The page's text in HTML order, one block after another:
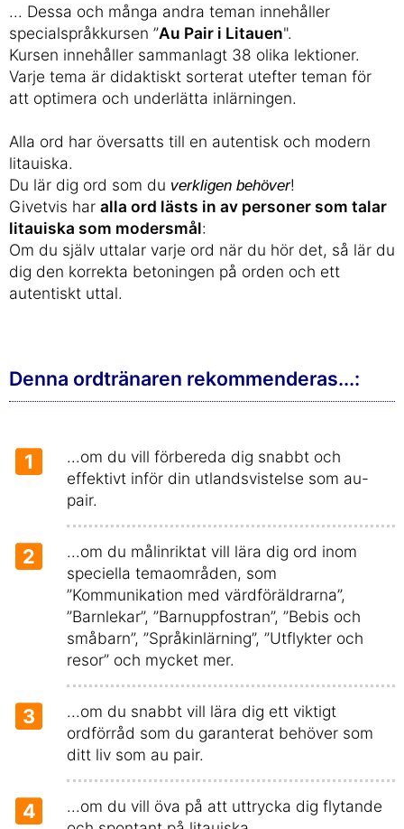
... Dessa och många andra teman innehåller
specialspråkkursen ”Au Pair i Litauen".
Kursen innehåller sammanlagt 38 olika lektioner.
Varje tema är didaktiskt sorterat utefter teman för
att optimera och underlätta inlärningen.
Alla ord har översatts till en autentisk och modern
litauiska.
Du lär dig ord som du verkligen behöver!
Givetvis har alla ord lästs in av personer som talar
litauiska som modersmål:
Om du själv uttalar varje ord när du hör det, så lär du
dig den korrekta betoningen på orden och ett
autentiskt uttal.
Denna ordtränaren rekommenderas...:
1
...om du vill förbereda dig snabbt och
effektivt inför din utlandsvistelse som au-
pair.
2
...om du målinriktat vill lära dig ord inom
speciella temaområden, som
”Kommunikation med värdföräldrarna”,
”Barnlekar”, ”Barnuppfostran”, ”Bebis och
småbarn”, ”Språkinlärning”, ”Utflykter och
resor” och mycket mer.
3
...om du snabbt vill lära dig ett viktigt
ordförråd som du garanterat behöver som
ditt liv som au pair.
4
...om du vill öva på att uttrycka dig flytande